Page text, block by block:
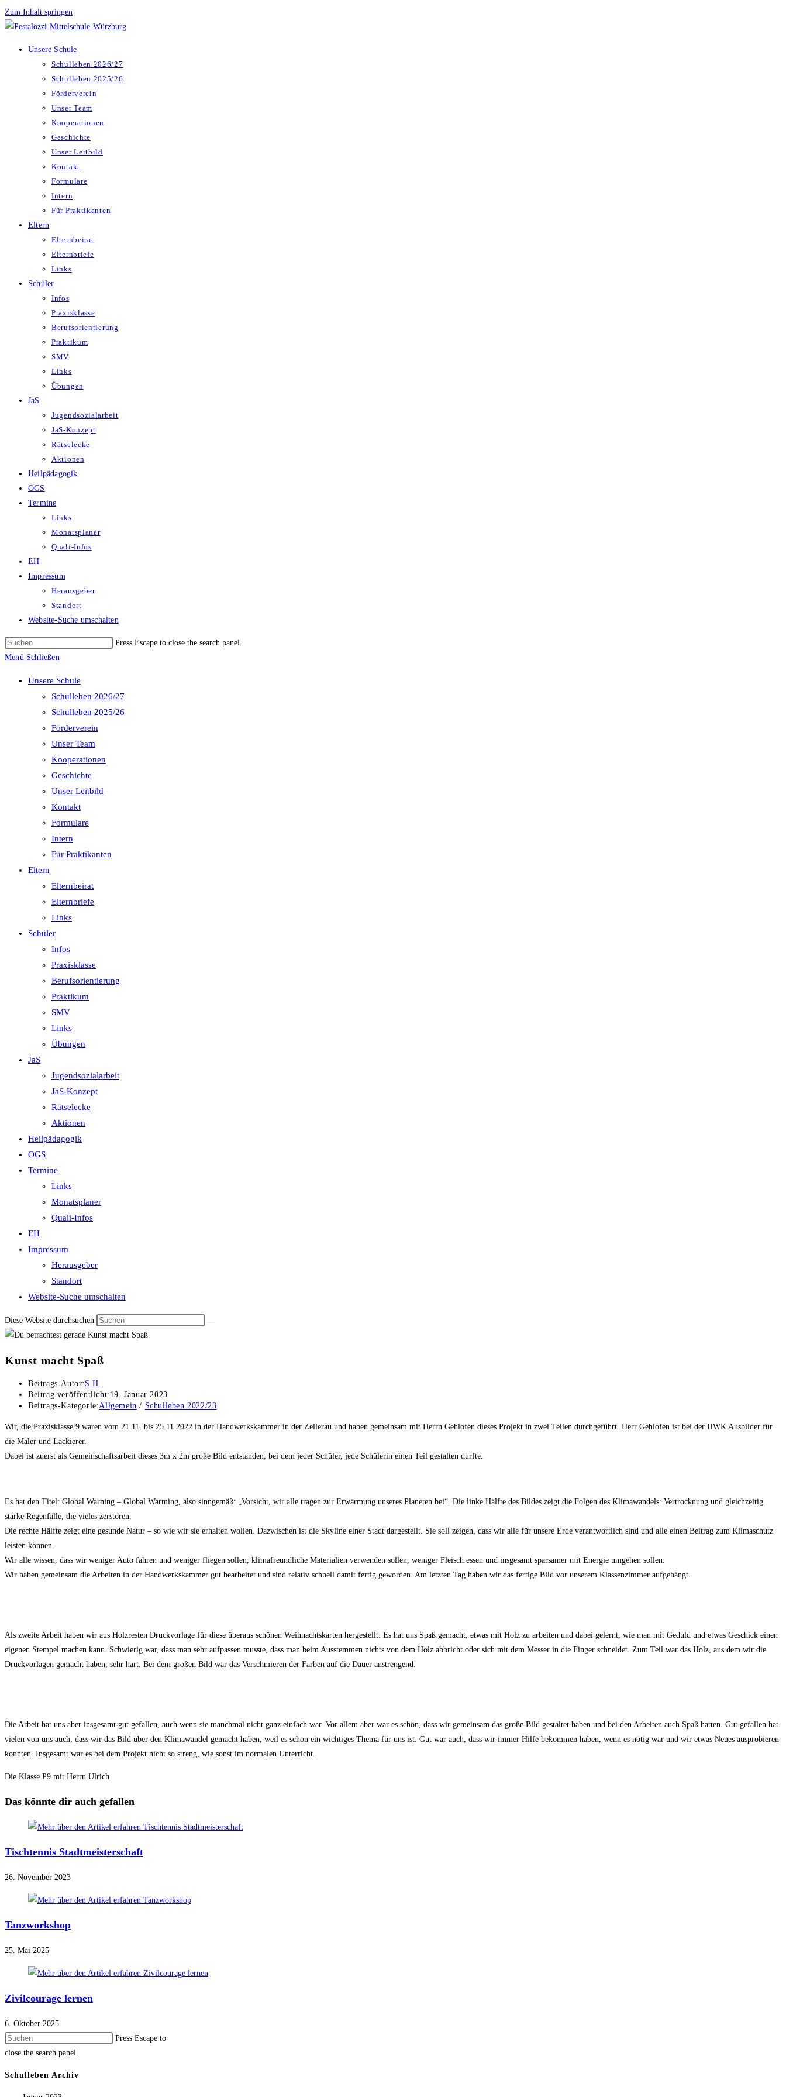
Zum Inhalt springen
Unsere Schule
Schulleben 2026/27
Schulleben 2025/26
Förderverein
Unser Team
Kooperationen
Geschichte
Unser Leitbild
Kontakt
Formulare
Intern
Für Praktikanten
Eltern
Elternbeirat
Elternbriefe
Links
Schüler
Infos
Praxisklasse
Berufsorientierung
Praktikum
SMV
Links
Übungen
JaS
Jugendsozialarbeit
JaS-Konzept
Rätselecke
Aktionen
Heilpädagogik
OGS
Termine
Links
Monatsplaner
Quali-Infos
EH
Impressum
Herausgeber
Standort
Website-Suche umschalten
Press Escape to close the search panel.
Menü Schließen
Unsere Schule
Schulleben 2026/27
Schulleben 2025/26
Förderverein
Unser Team
Kooperationen
Geschichte
Unser Leitbild
Kontakt
Formulare
Intern
Für Praktikanten
Eltern
Elternbeirat
Elternbriefe
Links
Schüler
Infos
Praxisklasse
Berufsorientierung
Praktikum
SMV
Links
Übungen
JaS
Jugendsozialarbeit
JaS-Konzept
Rätselecke
Aktionen
Heilpädagogik
OGS
Termine
Links
Monatsplaner
Quali-Infos
EH
Impressum
Herausgeber
Standort
Website-Suche umschalten
Diese Website durchsuchen
Kunst macht Spaß
Beitrags-Autor: S.H.
Beitrag veröffentlicht: 19. Januar 2023
Beitrags-Kategorie:Allgemein / Schulleben 2022/23
Wir, die Praxisklasse 9 waren vom 21.11. bis 25.11.2022 in der Handwerkskammer in der Zellerau und haben gemeinsam mit Herrn Gehlofen dieses Projekt in zwei Teilen durchgeführt. Herr Gehlofen ist bei der HWK Ausbilder für
die Maler und Lackierer.
Dabei ist zuerst als Gemeinschaftsarbeit dieses 3m x 2m große Bild entstanden, bei dem jeder Schüler, jede Schülerin einen Teil gestalten durfte.
Es hat den Titel: Global Warning – Global Warming, also sinngemäß: „Vorsicht, wir alle tragen zur Erwärmung unseres Planeten bei“. Die linke Hälfte des Bildes zeigt die Folgen des Klimawandels: Vertrocknung und gleichzeitig
starke Regenfälle, die vieles zerstören.
Die rechte Hälfte zeigt eine gesunde Natur – so wie wir sie erhalten wollen. Dazwischen ist die Skyline einer Stadt dargestellt. Sie soll zeigen, dass wir alle für unsere Erde verantwortlich sind und alle einen Beitrag zum Klimaschutz
leisten können.
Wir alle wissen, dass wir weniger Auto fahren und weniger fliegen sollen, klimafreundliche Materialien verwenden sollen, weniger Fleisch essen und insgesamt sparsamer mit Energie umgehen sollen.
Wir haben gemeinsam die Arbeiten in der Handwerkskammer gut bearbeitet und sind relativ schnell damit fertig geworden. Am letzten Tag haben wir das fertige Bild vor unserem Klassenzimmer aufgehängt.
Als zweite Arbeit haben wir aus Holzresten Druckvorlage für diese überaus schönen Weihnachtskarten hergestellt. Es hat uns Spaß gemacht, etwas mit Holz zu arbeiten und dabei gelernt, wie man mit Geduld und etwas Geschick einen
eigenen Stempel machen kann. Schwierig war, dass man sehr aufpassen musste, dass man beim Ausstemmen nichts von dem Holz abbricht oder sich mit dem Messer in die Finger schneidet. Zum Teil war das Holz, aus dem wir die
Druckvorlagen gemacht haben, sehr hart. Bei dem großen Bild war das Verschmieren der Farben auf die Dauer anstrengend.
Die Arbeit hat uns aber insgesamt gut gefallen, auch wenn sie manchmal nicht ganz einfach war. Vor allem aber war es schön, dass wir gemeinsam das große Bild gestaltet haben und bei den Arbeiten auch Spaß hatten. Gut gefallen hat
vielen von uns auch, dass wir das Bild über den Klimawandel gemacht haben, weil es schon ein wichtiges Thema für uns ist. Gut war auch, dass wir immer Hilfe bekommen haben, wenn es nötig war und wir etwas Neues ausprobieren
konnten. Insgesamt war es bei dem Projekt nicht so streng, wie sonst im normalen Unterricht.
Die Klasse P9 mit Herrn Ulrich
Das könnte dir auch gefallen
Tischtennis Stadtmeisterschaft
26. November 2023
Tanzworkshop
25. Mai 2025
Zivilcourage lernen
6. Oktober 2025
Press Escape to
close the search panel.
Schulleben Archiv